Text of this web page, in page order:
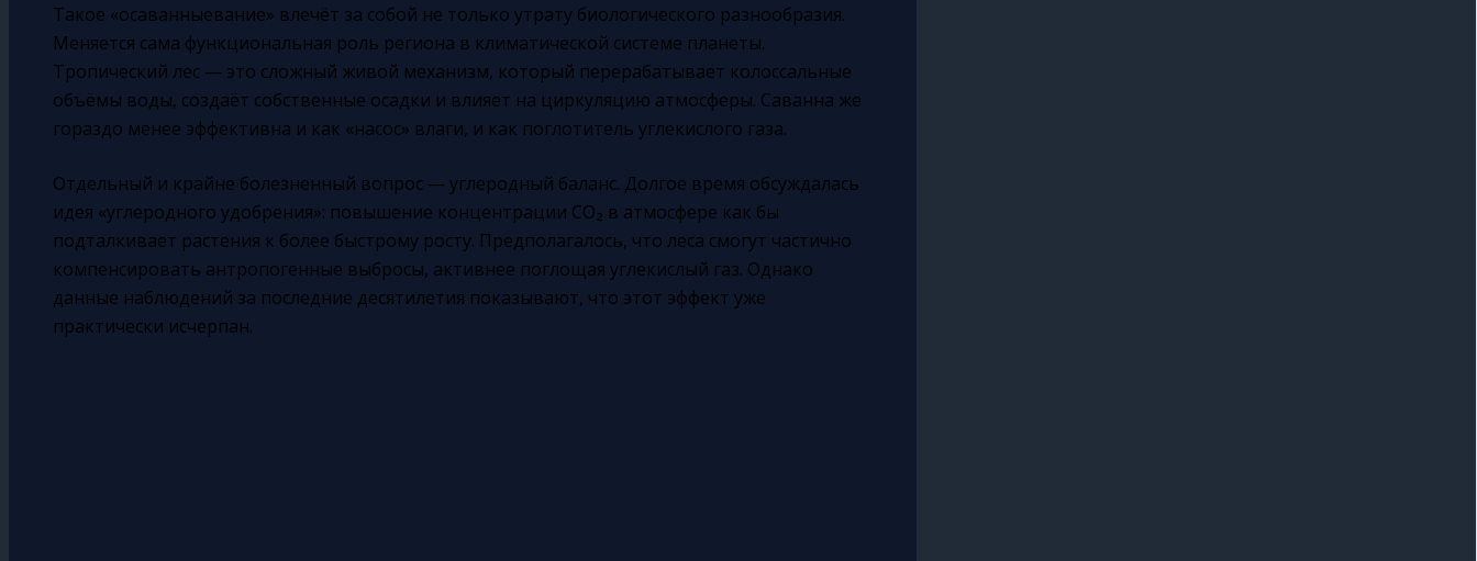
Такое «осаванныевание» влечёт за собой не только утрату биологического разнообразия.
Меняется сама функциональная роль региона в климатической системе планеты.
Тропический лес — это сложный живой механизм, который перерабатывает колоссальные
объёмы воды, создаёт собственные осадки и влияет на циркуляцию атмосферы. Саванна же
гораздо менее эффективна и как «насос» влаги, и как поглотитель углекислого газа.
Отдельный и крайне болезненный вопрос — углеродный баланс. Долгое время обсуждалась
идея «углеродного удобрения»: повышение концентрации CO₂ в атмосфере как бы
подталкивает растения к более быстрому росту. Предполагалось, что леса смогут частично
компенсировать антропогенные выбросы, активнее поглощая углекислый газ. Однако
данные наблюдений за последние десятилетия показывают, что этот эффект уже
практически исчерпан.